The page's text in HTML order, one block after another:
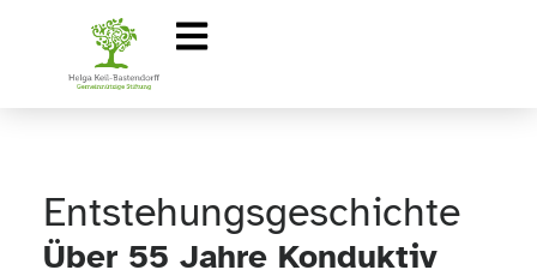
Entstehungsgeschichte
Über 55 Jahre Konduktiv